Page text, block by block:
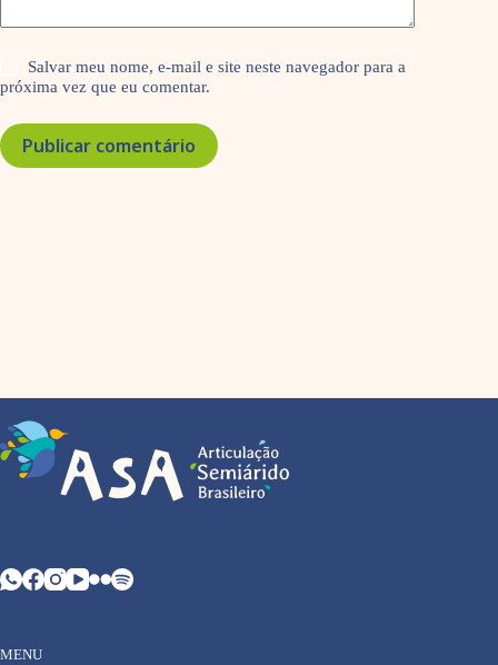
Salvar meu nome, e-mail e site neste navegador para a
próxima vez que eu comentar.
Publicar comentário
MENU